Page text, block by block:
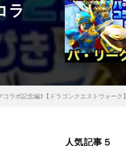
ラ
ラボ記念編3【ドラゴンクエストウォーク】
人気記事５